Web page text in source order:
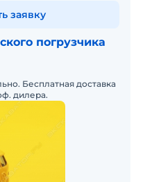
погрузчика
Бесплатная доставка
дилера.
заявку